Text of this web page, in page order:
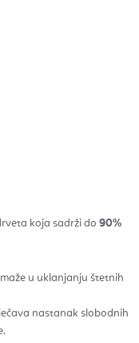
koja sadrži do 90%
u uklanjanju štetnih
nastanak slobodnih